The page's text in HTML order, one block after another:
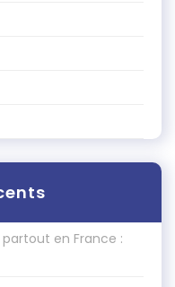
en France :